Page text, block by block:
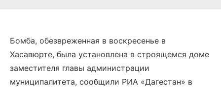
Бомба, обезвреженная в воскресенье в
Хасавюрте, была установлена в строящемся доме
заместителя главы администрации
муниципалитета, сообщили РИА «Дагестан» в